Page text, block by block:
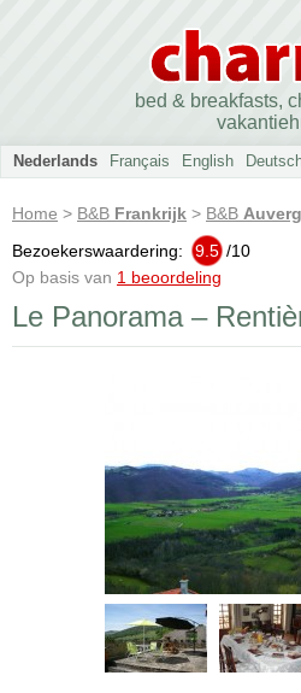
bed & breakfasts,
Nederlands Français English
Home > B&B Frankrijk > B&B
Bezoekerswaardering:
9.5 /10
Op basis van 1 beoordeling
Le Panorama –